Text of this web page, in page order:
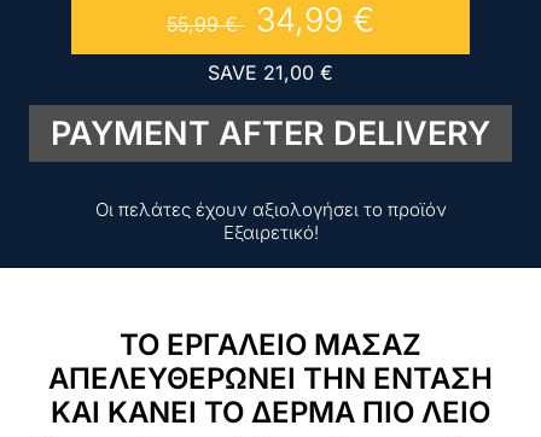
55,99€ 34,99 €
SAVE 21,00 €
PAYMENT AFTER DELIVERY
Οι πελάτες έχουν αξιολογήσει το προϊόν
Εξαιρετικό!
ΤΟ ΕΡΓΑΛΕΙΟ ΜΑΣΑΖ
ΑΠΕΛΕΥΘΕΡΩΝΕΙ ΤΗΝ ΕΝΤΑΣΗ
ΚΑΙ ΚΑΝΕΙ ΤΟ ΔΕΡΜΑ ΠΙΟ ΛΕΙΟ